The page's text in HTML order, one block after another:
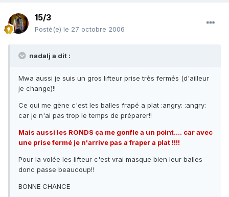
15/3
Posté(e) le 27 octobre 2006
nadalj a dit :
Mwa aussi je suis un gros lifteur prise très fermés (d'ailleur
je change)!!
Ce qui me gène c'est les balles frapé a plat :angry: :angry:
car je n'ai pas trop le temps de préparer!!
Mais aussi les RONDS ça me gonfle a un point.... car avec
une prise fermé je n'arrive pas a fraper a plat !!!!
Pour la volée les lifteur c'est vrai masque bien leur balles
donc passe beaucoup!!
BONNE CHANCE